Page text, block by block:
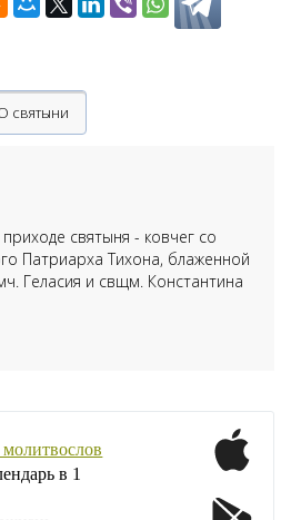
святыни
святыня - ковчег со
Патриарха Тихона, блаженной
Геласия и свщм. Константина
в 1